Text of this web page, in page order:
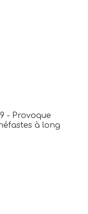
- Provoque
à long